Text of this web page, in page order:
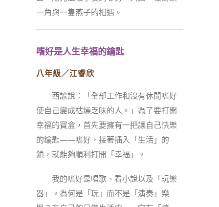
一角與一隻燕子的相遇。
嗜好是人生幸福的鑰匙
八年級／江睿欣
西諺說：「全部工作和沒有休閒嗜好
使自己變成枯燥乏味的人。」為了要打開
幸福的寶盒，首先要擁有一把讓自己快樂
的鑰匙——嗜好，接著插入「生活」的
鎖，就能夠順利打開「幸福」。
我的嗜好是唱歌、看小說以及「玩樂
器」。為何是「玩」而不是「演奏」樂